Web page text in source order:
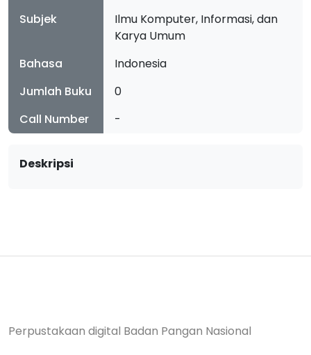
Subjek
Ilmu Komputer, Informasi, dan
Karya Umum
Bahasa
Indonesia
Jumlah Buku
0
Call Number
-
Deskripsi
Perpustakaan digital Badan Pangan Nasional